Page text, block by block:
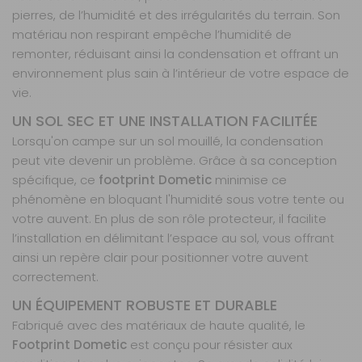
260
Prix : 47,99 €
Disponibilité :
Sur commande : Contactez-nous au 04 68
Retrait Magasin
Sur commande
Contactez-nous au
04 68 41 42 42
AJOUTER AU PANIER
Club 330
Référence :
856148
330
Prix : 52,99 €
Disponibilité :
Livraison à Domicile
pierres, de l’humidité et des irrégularités du terrain. Son
matériau non respirant empêche l’humidité de
remonter, réduisant ainsi la condensation et offrant un
environnement plus sain à l’intérieur de votre espace de
vie.
UN SOL SEC ET UNE INSTALLATION FACILITÉE
Lorsqu'on campe sur un sol mouillé, la condensation
peut vite devenir un problème. Grâce à sa conception
spécifique, ce footprint Dometic minimise ce
phénomène en bloquant l'humidité sous votre tente ou
votre auvent. En plus de son rôle protecteur, il facilite
l’installation en délimitant l’espace au sol, vous offrant
ainsi un repère clair pour positionner votre auvent
correctement.
UN ÉQUIPEMENT ROBUSTE ET DURABLE
Fabriqué avec des matériaux de haute qualité, le
Footprint Dometic est conçu pour résister aux